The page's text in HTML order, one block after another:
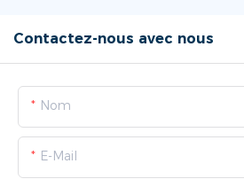
Contactez-nous avec nous
Nom
E-Mail